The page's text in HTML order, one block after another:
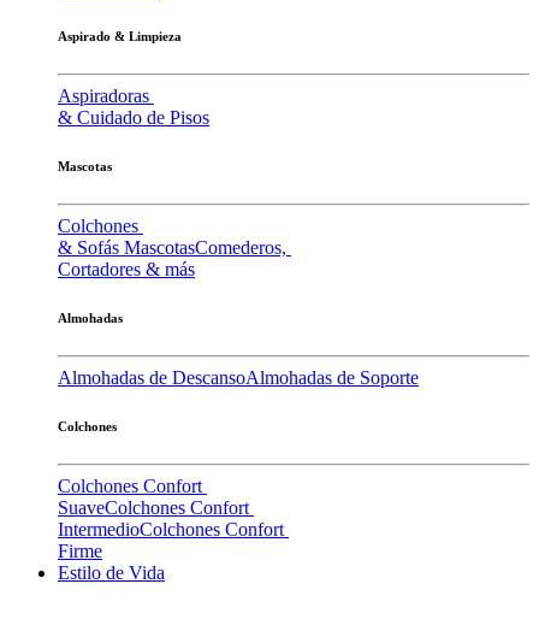
Aspirado & Limpieza
Aspiradoras
& Cuidado de Pisos
Mascotas
Colchones
& Sofás MascotasComederos,
Cortadores & más
Almohadas
Almohadas de DescansoAlmohadas de Soporte
Colchones
Colchones Confort
SuaveColchones Confort
IntermedioColchones Confort
Firme
Estilo de Vida